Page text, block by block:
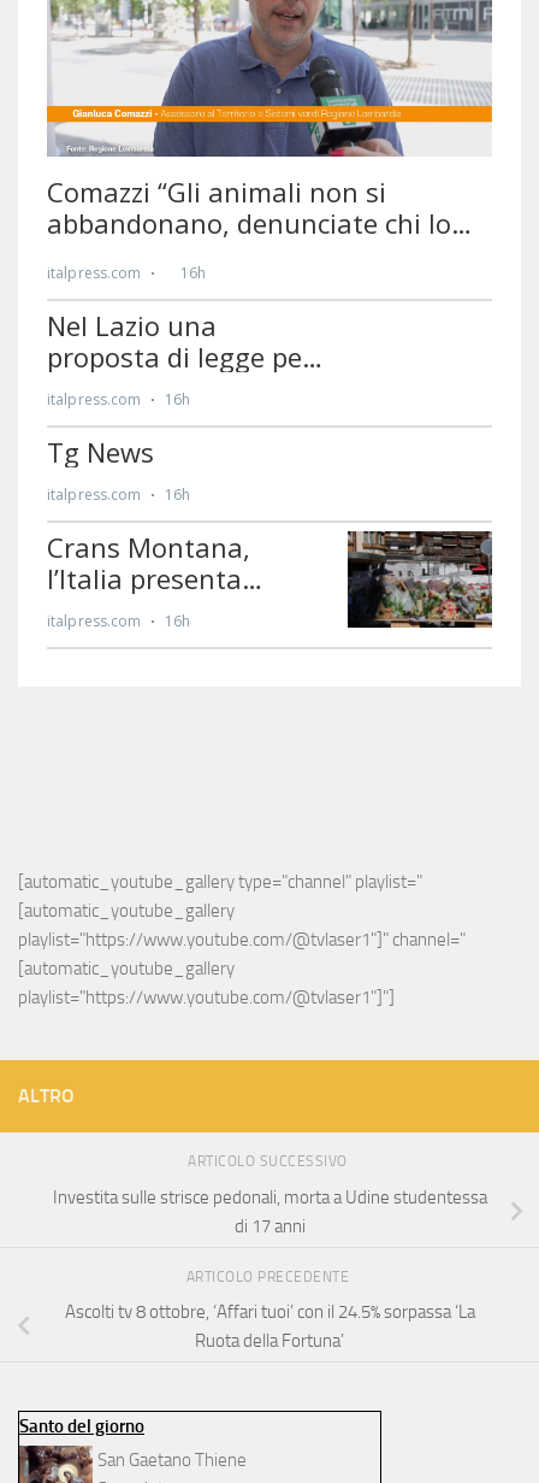
[automatic_youtube_gallery type="channel" playlist="
[automatic_youtube_gallery
playlist="https://www.youtube.com/@tvlaser1"]" channel="
[automatic_youtube_gallery
playlist="https://www.youtube.com/@tvlaser1"]"]
ALTRO
ARTICOLO SUCCESSIVO
Investita sulle strisce pedonali, morta a Udine studentessa
di 17 anni
ARTICOLO PRECEDENTE
Ascolti tv 8 ottobre, ‘Affari tuoi’ con il 24.5% sorpassa ‘La
Ruota della Fortuna’
Santo del giorno
San Gaetano Thiene